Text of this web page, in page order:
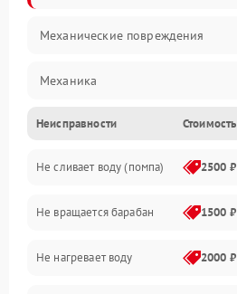
Механические повреждения
Механика
Электропитание
Водоснабжение
Слив
Программное обеспечение
Неисправности Стоимость
Не сливает воду (помпа) 2500 ₽
Не вращается барабан 1500 ₽
Не нагревает воду 2000 ₽